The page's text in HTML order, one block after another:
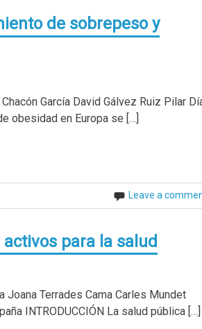
de sobrepeso y
García David Gálvez Ruiz Pilar
obesidad en Europa se […]
Leave a
para la salud
Joana Terrades Cama Carles Mundet
INTRODUCCIÓN La salud pública […]